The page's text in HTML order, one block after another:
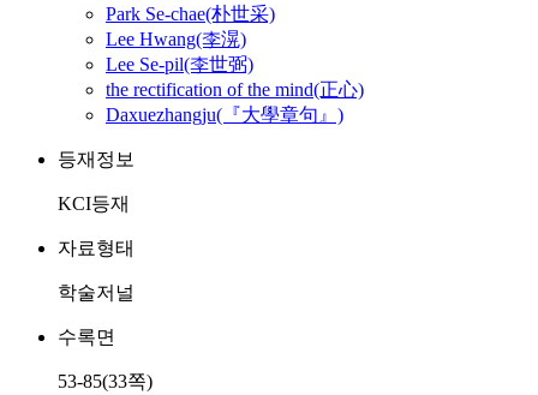
Park Se-chae(朴世采)
Lee Hwang(李滉)
Lee Se-pil(李世弼)
the rectification of the mind(正心)
Daxuezhangju(『大學章句』)
등재정보
KCI등재
자료형태
학술저널
수록면
53-85(33쪽)